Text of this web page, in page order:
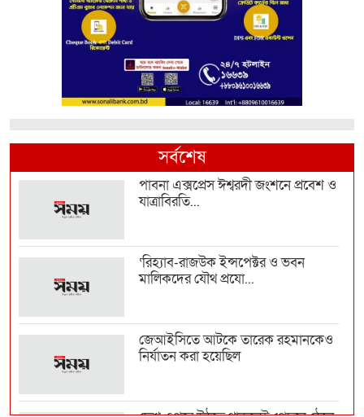
সর্বশেষ
পাবনা এক্সপ্রেস ঈশ্বরদী জংশনে প্রবেশ ও
যাত্রাবিরতি...
‘রিহ্যাব-রাজউক ইন্সপেক্টর ও ভবন
মালিকদের যৌথ প্রযো...
জেআইসিতে আটকে তারেক রহমানকেও
নির্যাতন করা হয়েছিল